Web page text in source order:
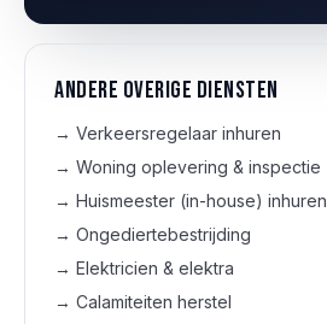
Andere overige diensten
→ Verkeersregelaar inhuren
→ Woning oplevering & inspectie
→ Huismeester (in-house) inhuren
→ Ongediertebestrijding
→ Elektricien & elektra
→ Calamiteiten herstel